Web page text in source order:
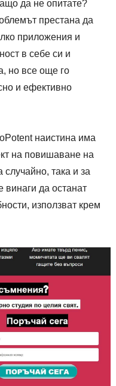
да не опитате?
престана да
приложения и
в себе си и
но все още го
и ефективно
наистина има
на повишаване на
така и за
да останат
използват крем